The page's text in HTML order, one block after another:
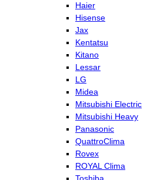
Haier
Hisense
Jax
Kentatsu
Kitano
Lessar
LG
Midea
Mitsubishi Electric
Mitsubishi Heavy
Panasonic
QuattroClima
Rovex
ROYAL Clima